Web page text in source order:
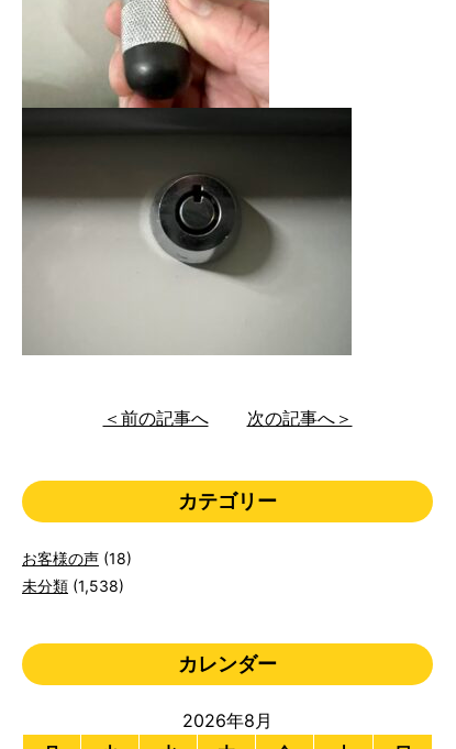
＜前の記事へ 次の記事へ＞
カテゴリー
お客様の声 (18)
未分類 (1,538)
カレンダー
2026年8月